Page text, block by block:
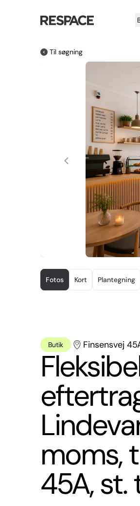
Til søgning
1
of
Fotos Kort Plantegning
Butik Finsensvej
moms,
45A,